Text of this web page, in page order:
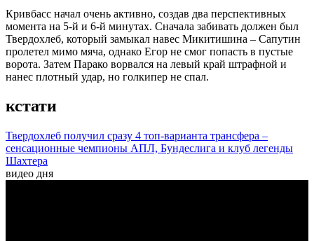
Кривбасс начал очень активно, создав два перспективных
момента на 5-й и 6-й минутах. Сначала забивать должен был
Твердохлеб, который замыкал навес Микитишина – Сапутин
пролетел мимо мяча, однако Егор не смог попасть в пустые
ворота. Затем Парако ворвался на левый край штрафной и
нанес плотный удар, но голкипер не спал.
кстати
Твердохлеб получил сразу 4 топ-варианта трансфера –
сенсационные чемпионы АПЛ, Бундеслига и клуб легенды
Шахтера
видео дня